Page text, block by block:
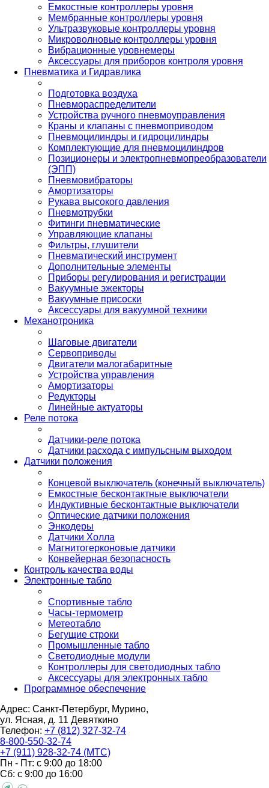
Емкостные контроллеры уровня
Мембранные контроллеры уровня
Ультразвуковые контроллеры уровня
Микроволновые контроллеры уровня
Вибрационные уровнемеры
Аксессуары для приборов контроля уровня
Пневматика и Гидравлика
Подготовка воздуха
Пневмораспределители
Устройства ручного пневмоуправления
Краны и клапаны с пневмоприводом
Пневмоцилиндры и гидроцилиндры
Комплектующие для пневмоцилиндров
Позиционеры и электропневмопреобразователи
(ЭПП)
Пневмовибраторы
Амортизаторы
Рукава высокого давления
Пневмотрубки
Фитинги пневматические
Управляющие клапаны
Фильтры, глушители
Пневматический инструмент
Дополнительные элементы
Приборы регулирования и регистрации
Вакуумные эжекторы
Вакуумные присоски
Аксессуары для вакуумной техники
Механотроника
Шаговые двигатели
Сервоприводы
Двигатели малогабаритные
Устройства управления
Амортизаторы
Редукторы
Линейные актуаторы
Реле потока
Датчики-реле потока
Датчики расхода с импульсным выходом
Датчики положения
Концевой выключатель (конечный выключатель)
Емкостные бесконтактные выключатели
Индуктивные бесконтактные выключатели
Оптические датчики положения
Энкодеры
Датчики Холла
Магнитогерконовые датчики
Конвейерная безопасность
Контроль качества воды
Электронные табло
Спортивные табло
Часы-термометр
Метеотабло
Бегущие строки
Промышленные табло
Светодиодные модули
Контроллеры для светодиодных табло
Аксессуары для электронных табло
Программное обеспечение
Адрес: Санкт-Петербург, Мурино,
ул. Ясная, д. 11 Девяткино
Телефон: +7 (812) 327-32-74
8-800-550-32-74
+7 (911) 928-32-74 (МТС)
Пн - Пт: с 9:00 до 18:00
Сб: с 9:00 до 16:00